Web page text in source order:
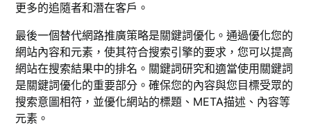
更多的追隨者和潛在客戶。
最後一個替代網路推廣策略是關鍵詞優化。通過優化您的
網站內容和元素，使其符合搜索引擎的要求，您可以提高
網站在搜索結果中的排名。關鍵詞研究和適當使用關鍵詞
是關鍵詞優化的重要部分。確保您的內容與您目標受眾的
搜索意圖相符，並優化網站的標題、META描述、內容等
元素。